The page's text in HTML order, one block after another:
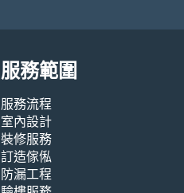
服務範圍
服務流程
室內設計
裝修服務
訂造傢俬
防漏工程